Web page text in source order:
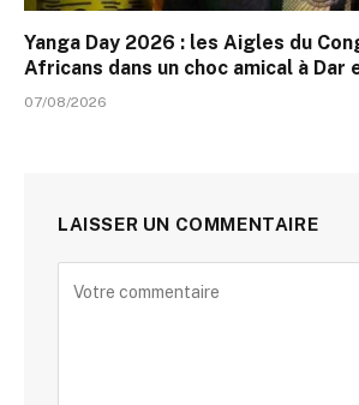
Yanga Day 2026 : les Aigles du
Africans dans un choc amical à Dar
07/08/2026
LAISSER UN COMMENTAIRE